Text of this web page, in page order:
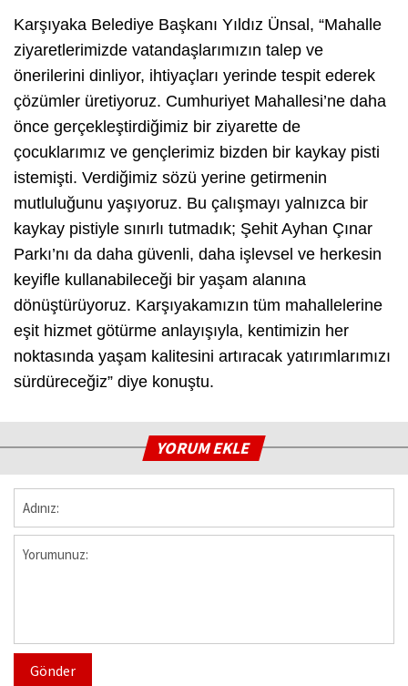
Karşıyaka Belediye Başkanı Yıldız Ünsal, “Mahalle
ziyaretlerimizde vatandaşlarımızın talep ve
önerilerini dinliyor, ihtiyaçları yerinde tespit ederek
çözümler üretiyoruz. Cumhuriyet Mahallesi’ne daha
önce gerçekleştirdiğimiz bir ziyarette de
çocuklarımız ve gençlerimiz bizden bir kaykay pisti
istemişti. Verdiğimiz sözü yerine getirmenin
mutluluğunu yaşıyoruz. Bu çalışmayı yalnızca bir
kaykay pistiyle sınırlı tutmadık; Şehit Ayhan Çınar
Parkı’nı da daha güvenli, daha işlevsel ve herkesin
keyifle kullanabileceği bir yaşam alanına
dönüştürüyoruz. Karşıyakamızın tüm mahallelerine
eşit hizmet götürme anlayışıyla, kentimizin her
noktasında yaşam kalitesini artıracak yatırımlarımızı
sürdüreceğiz” diye konuştu.
YORUM EKLE
Gönder